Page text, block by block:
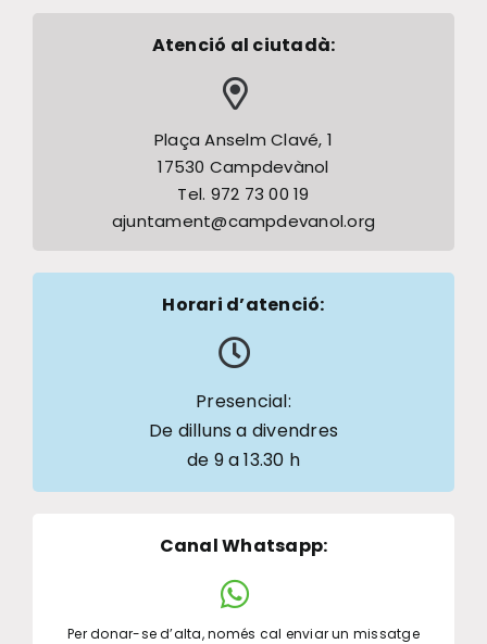
Atenció al ciutadà:
Plaça Anselm Clavé, 1
17530 Campdevànol
Tel. 972 73 00 19
ajuntament@campdevanol.org
Horari d’atenció:
Presencial:
De dilluns a divendres
de 9 a 13.30 h
Canal Whatsapp:
Per donar-se d’alta, només cal enviar un missatge